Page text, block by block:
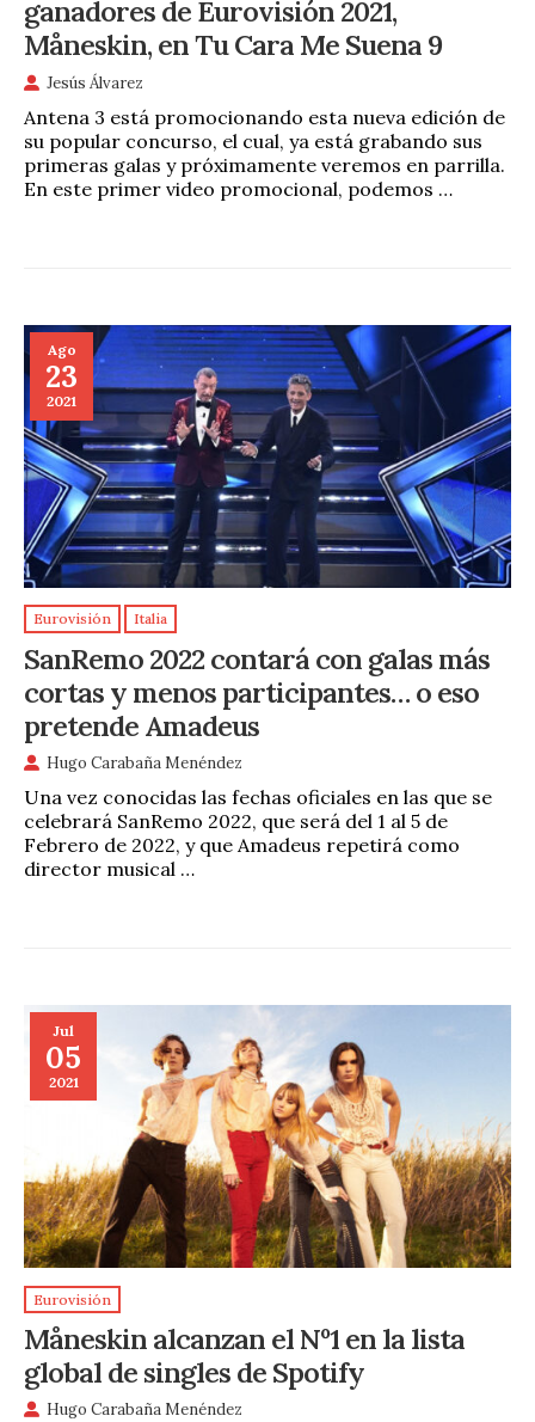
ganadores de Eurovisión 2021,
Måneskin, en Tu Cara Me Suena 9
Jesús Álvarez
Antena 3 está promocionando esta nueva edición de
su popular concurso, el cual, ya está grabando sus
primeras galas y próximamente veremos en parrilla.
En este primer video promocional, podemos …
Ago
23
2021
Eurovisión Italia
SanRemo 2022 contará con galas más
cortas y menos participantes… o eso
pretende Amadeus
Hugo Carabaña Menéndez
Una vez conocidas las fechas oficiales en las que se
celebrará SanRemo 2022, que será del 1 al 5 de
Febrero de 2022, y que Amadeus repetirá como
director musical …
Jul
05
2021
Eurovisión
Måneskin alcanzan el Nº1 en la lista
global de singles de Spotify
Hugo Carabaña Menéndez